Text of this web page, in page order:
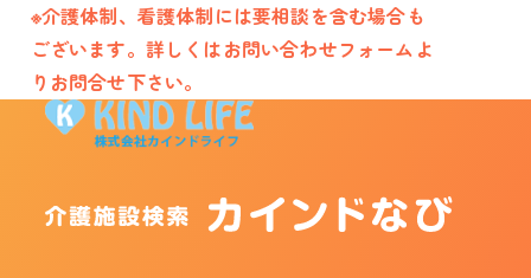
※介護体制、看護体制には要相談を含む場合も
ございます。詳しくはお問い合わせフォームよ
りお問合せ下さい。